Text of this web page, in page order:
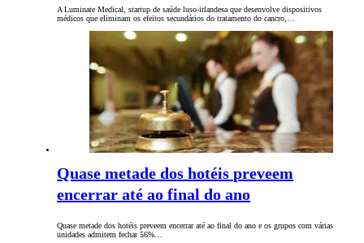
A Luminate Medical, startup de saúde luso-irlandesa que desenvolve dispositivos
médicos que eliminam os efeitos secundários do tratamento do cancro,…
Quase metade dos hotéis preveem
encerrar até ao final do ano
Quase metade dos hotéis preveem encerrar até ao final do ano e os grupos com várias
unidades admitem fechar 56%…